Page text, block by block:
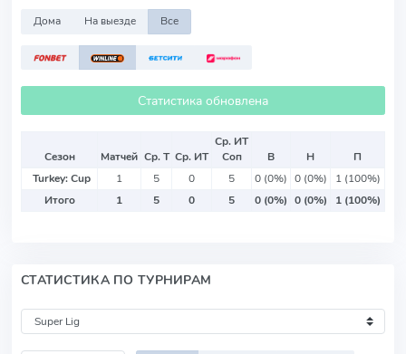
Дома На выезде Все
Статистика обновлена
Сезон Матчей Ср. Т Ср. ИТ
Ср. ИТ
Соп
В Н
П
Turkey: Cup
1 5 0 5 0 (0%) 0 (0%)
1 (100%)
Итого
1 5 0 5 0 (0%) 0 (0%) 1 (100%)
СТАТИСТИКА ПО ТУРНИРАМ